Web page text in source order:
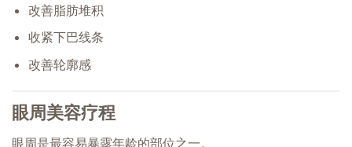
改善脂肪堆积
收紧下巴线条
改善轮廓感
眼周美容疗程
眼周是最容易暴露年龄的部位之一。